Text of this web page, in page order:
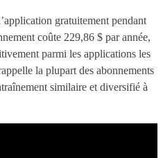
gratuitement pendant
coûte 229,86 $ par année,
parmi les applications les
la plupart des abonnements
similaire et diversifié à